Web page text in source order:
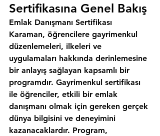
Sertifikasına Genel Bakış
Emlak Danışmanı Sertifikası
Karaman, öğrencilere gayrimenkul
düzenlemeleri, ilkeleri ve
uygulamaları hakkında derinlemesine
bir anlayış sağlayan kapsamlı bir
programdır. Gayrimenkul sertifikası
ile öğrenciler, etkili bir emlak
danışmanı olmak için gereken gerçek
dünya bilgisini ve deneyimini
kazanacaklardır. Program,